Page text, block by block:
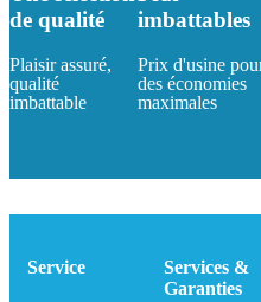
de qualité
Plaisir assuré,
qualité
imbattable
imbattables
Prix d'usine
des économies
maximales
Service
Services &
Garanties